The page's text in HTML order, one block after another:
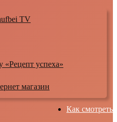
TV
«Рецепт успеха»
магазин
Как смотреть